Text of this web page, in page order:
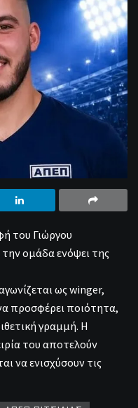
του Γιώργου
την ομάδα ενόψει της
ως winger,
προσφέρει ποιότητα,
γραμμή. Η
του αποτελούν
να ενισχύσουν τις